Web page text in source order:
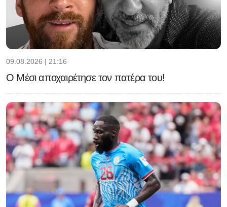
09.08.2026 | 21:16
Ο Μέσι αποχαιρέτησε τον πατέρα του!